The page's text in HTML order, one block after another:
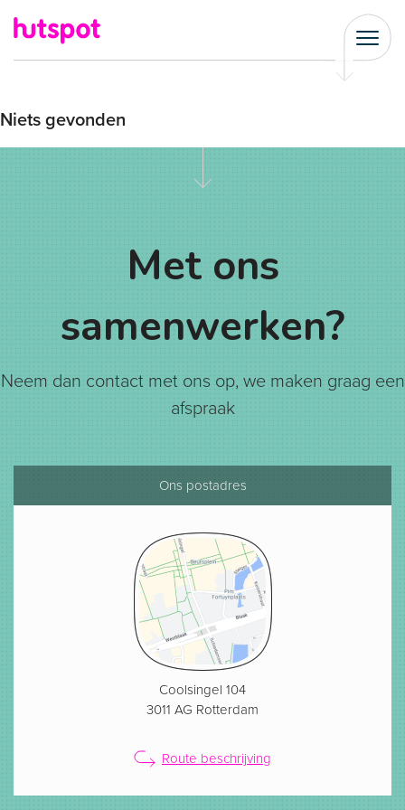
Niets gevonden
Met ons
samenwerken?
Neem dan contact met ons op, we maken graag een
afspraak
Ons postadres
Coolsingel 104
3011 AG Rotterdam
Route beschrijving